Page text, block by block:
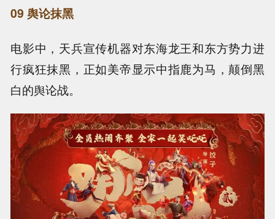
09 舆论抹黑
电影中，天兵宣传机器对东海龙王和东方势力进
行疯狂抹黑，正如美帝显示中指鹿为马，颠倒黑
白的舆论战。